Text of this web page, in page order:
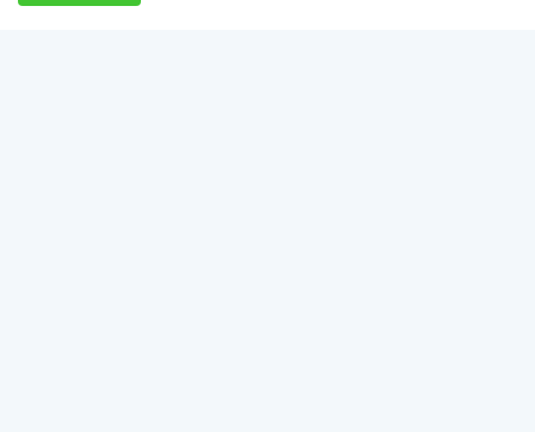
Follow by Email